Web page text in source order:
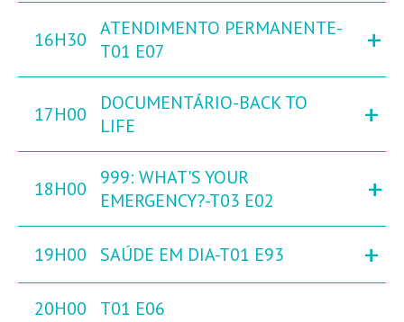
16H30
ATENDIMENTO PERMANENTE-
T01 E07
+
17H00
DOCUMENTÁRIO-BACK TO
LIFE
+
18H00
999: WHAT'S YOUR
EMERGENCY?-T03 E02
+
19H00 SAÚDE EM DIA-T01 E93 +
20H00 T01 E06